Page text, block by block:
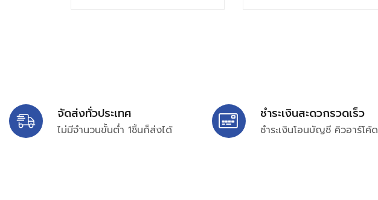
จัดส่งทั่วประเทศ
ไม่มีจำนวนขั้นต่ำ 1ชิ้นก็ส่งได้
ชำระเงินสะดวกรวดเร็ว
ชำระเงินโอนบัญชี คิวอาร์โค้ด